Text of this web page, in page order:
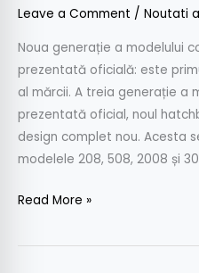
Leave a Comment / Noutati
Noua generație a modelului
prezentată oficială: este
al mărcii. A treia generație a
prezentată oficial, noul
design complet nou. Acesta
modelele 208, 508, 2008 și
Read More »